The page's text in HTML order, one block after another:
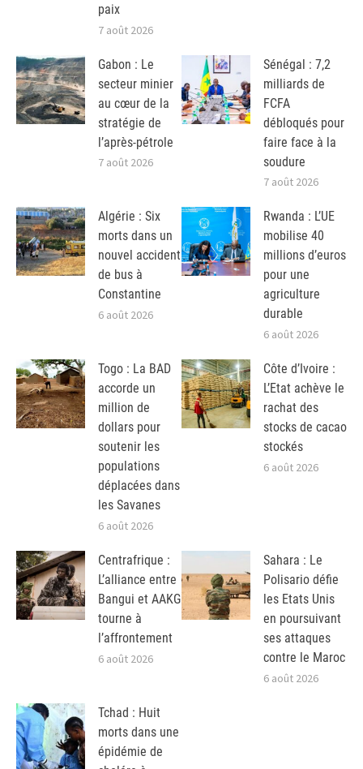
paix
7 août 2026
Gabon : Le
secteur minier
au cœur de la
stratégie de
l’après-pétrole
7 août 2026
Sénégal : 7,2
milliards de
FCFA
débloqués pour
faire face à la
soudure
7 août 2026
Algérie : Six
morts dans un
nouvel accident
de bus à
Constantine
6 août 2026
Rwanda : L’UE
mobilise 40
millions d’euros
pour une
agriculture
durable
6 août 2026
Togo : La BAD
accorde un
million de
dollars pour
soutenir les
populations
déplacées dans
les Savanes
6 août 2026
Côte d’Ivoire :
L’Etat achève le
rachat des
stocks de cacao
stockés
6 août 2026
Centrafrique :
L’alliance entre
Bangui et AAKG
tourne à
l’affrontement
6 août 2026
Sahara : Le
Polisario défie
les Etats Unis
en poursuivant
ses attaques
contre le Maroc
6 août 2026
Tchad : Huit
morts dans une
épidémie de